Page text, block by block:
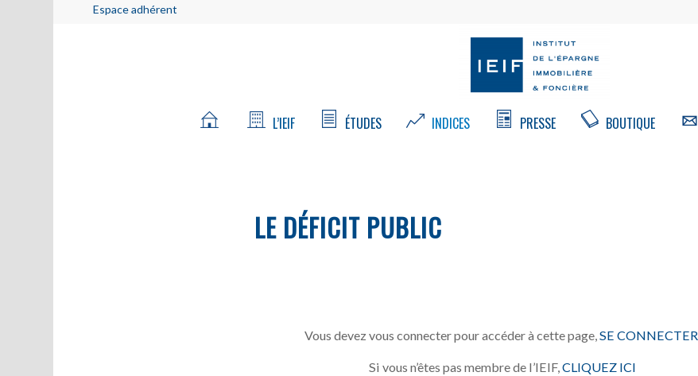
Espace adhérent
L’IEIF ÉTUDES INDICES PRESSE BOUTIQUE
LE DÉFICIT PUBLIC
Vous devez vous connecter pour accéder à cette page, SE CONNECTER
Si vous n’êtes pas membre de l’IEIF,CLIQUEZ ICI